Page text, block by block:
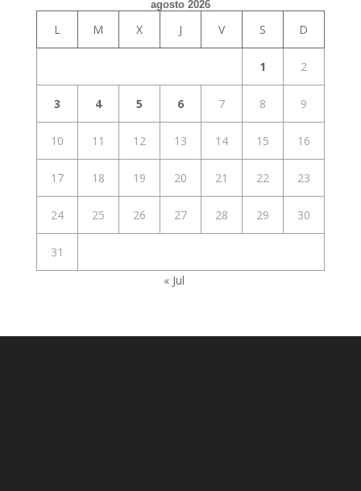
agosto 2026
L M X J V S D
1 2
3 4 5 6 7 8 9
10 11 12 13 14 15 16
17 18 19 20 21 22 23
24 25 26 27 28 29 30
31
« Jul